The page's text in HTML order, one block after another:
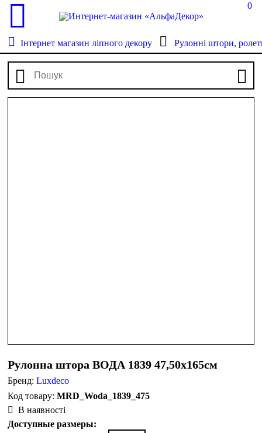
0
Інтернет магазин ліпного декору Рулонні штори,
Рулонна штора ВОДА 1839 47,50х165см
Бренд:Luxdeco
MRD_Woda_1839_475
В наявності
Доступные размеры: